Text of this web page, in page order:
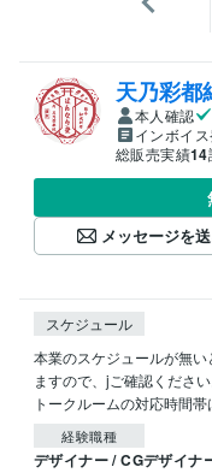
天乃彩都
本人確認
インボイ
総販売実績14
メッセージを
スケジュール
本業のスケジュールが無
ますので、jご確認ください
トークルームの対応時間
経験職種
デザイナー / CGデザイナ